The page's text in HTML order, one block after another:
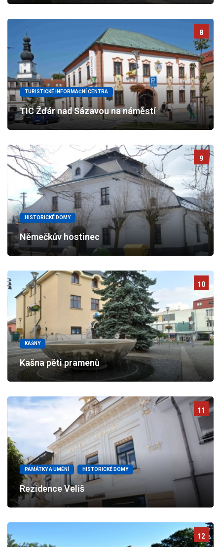
8
TURISTICKÉ INFORMAČNÍ CENTRA
TIC Žďár nad Sázavou na náměstí
9
HISTORICKÉ DOMY
Němečkův hostinec
10
KAŠNY
Kašna pěti pramenů
11
PAMÁTKY A UMĚNÍ HISTORICKÉ DOMY
Rezidence Veliš
12